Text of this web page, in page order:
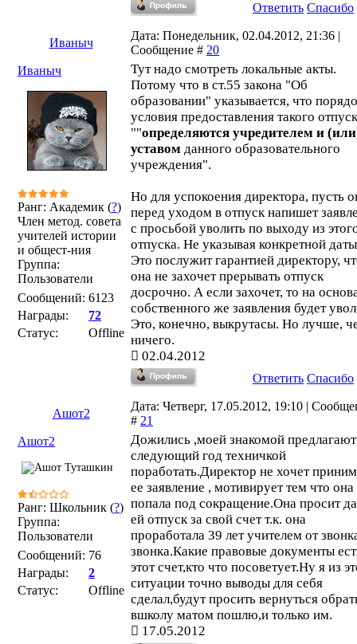
Ответить Спасибо
Иваныч
Дата: Понедельник, 02.04.2012, 21:36 |
Сообщение # 20
Иваныч
Ранг: Академик (?)
Член метод. совета
учителей истории
и общест-ния
Группа:
Пользователи
Сообщений: 6123
Награды:
72
Статус:
Offline
Тут надо смотреть локальные акты.
Потому что в ст.55 закона "Об
образовании" указывается, что
условия предоставления такого
""определяются учредителем и
уставом данного образовательного
учреждения".
Но для успокоения директора, пусть
перед уходом в отпуск напишет
с просьбой уволить по выходу из
отпуска. Не указывая конкретной
Это послужит гарантией директору,
она не захочет прерывать отпуск
досрочно. А если захочет, то на
собственного же заявления будет
Это, конечно, выкрутасы. Но лучше,
ничего.
02.04.2012
Ответить Спасибо
Ашот2
Дата: Четверг, 17.05.2012, 19:10 |
# 21
Ашот2
Ранг: Школьник (?)
Группа:
Пользователи
Сообщений: 76
Награды:
2
Статус:
Offline
Дожились ,моей знакомой
следующий год техничкой
поработать.Директор не хочет
ее заявление , мотивирует тем что она
попала под сокращение.Она просит
ей отпуск за свой счет т.к. она
проработала 39 лет учителем от
звонка.Какие правовые документы
этот счет,кто что посоветует.Ну я из
ситуации точно выводы для себя
сделал,будут просить вернуться
вшколу матом пошлю,и только им.
17.05.2012